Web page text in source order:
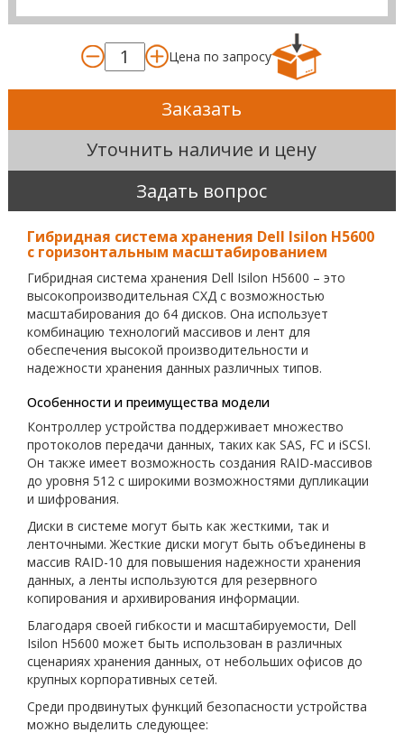
Цена по запросу
Заказать
Уточнить наличие и цену
Задать вопрос
Гибридная система хранения Dell Isilon H5600
с горизонтальным масштабированием
Гибридная система хранения Dell Isilon H5600 – это
высокопроизводительная СХД с возможностью
масштабирования до 64 дисков. Она использует
комбинацию технологий массивов и лент для
обеспечения высокой производительности и
надежности хранения данных различных типов.
Особенности и преимущества модели
Контроллер устройства поддерживает множество
протоколов передачи данных, таких как SAS, FC и iSCSI.
Он также имеет возможность создания RAID-массивов
до уровня 512 с широкими возможностями дупликации
и шифрования.
Диски в системе могут быть как жесткими, так и
ленточными. Жесткие диски могут быть объединены в
массив RAID-10 для повышения надежности хранения
данных, а ленты используются для резервного
копирования и архивирования информации.
Благодаря своей гибкости и масштабируемости, Dell
Isilon H5600 может быть использован в различных
сценариях хранения данных, от небольших офисов до
крупных корпоративных сетей.
Среди продвинутых функций безопасности устройства
можно выделить следующее: